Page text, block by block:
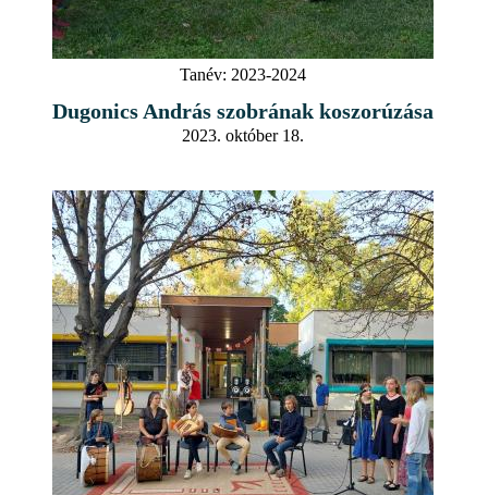
Tanév: 2023-2024
Dugonics András szobrának koszorúzása
2023. október 18.